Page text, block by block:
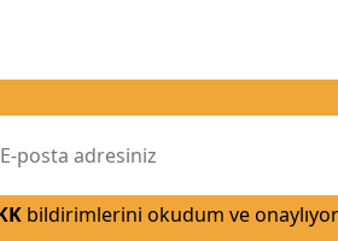
bildirimlerini okudum ve